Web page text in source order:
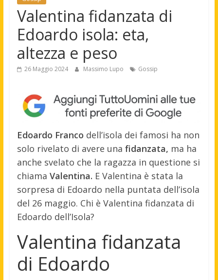
Valentina fidanzata di
Edoardo isola: eta,
altezza e peso
26 Maggio 2024 Massimo Lupo Gossip
Edoardo Franco dell’isola dei famosi ha non
solo rivelato di avere una fidanzata, ma ha
anche svelato che la ragazza in questione si
chiama Valentina. E Valentina è stata la
sorpresa di Edoardo nella puntata dell’isola
del 26 maggio. Chi è Valentina fidanzata di
Edoardo dell’Isola?
Valentina fidanzata
di Edoardo